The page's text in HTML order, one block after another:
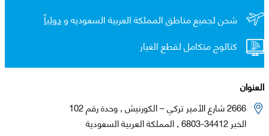
شحن لجميع مناطق المملكة العربية السعوديه ودولياً
كتالوج متكامل لقطع الغيار
العنوان
2666 شارع الأمير تركي – الكورنيش , وحدة رقم 102
الخبر 34412-6803 , المملكة العربية السعودية